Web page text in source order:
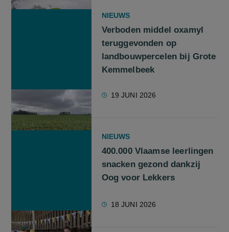
NIEUWS
Verboden middel oxamyl
teruggevonden op
landbouwpercelen bij Grote
Kemmelbeek
19 JUNI 2026
NIEUWS
400.000 Vlaamse leerlingen
snacken gezond dankzij
Oog voor Lekkers
18 JUNI 2026